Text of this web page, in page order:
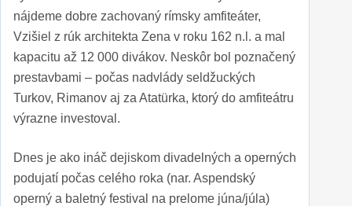
nájdeme dobre zachovaný rímsky amfiteáter,
Vzišiel z rúk architekta Zena v roku 162 n.l. a mal
kapacitu až 12 000 divákov. Neskôr bol poznačený
prestavbami – počas nadvlády seldžuckých
Turkov, Rimanov aj za Atatürka, ktorý do amfiteátru
výrazne investoval.
Dnes je ako ináč dejiskom divadelných a operných
podujatí počas celého roka (nar. Aspendský
operný a baletný festival na prelome júna/júla)